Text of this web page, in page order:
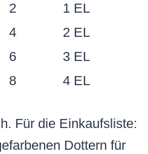
2
1 EL
4
2 EL
6
3 EL
8 4 EL
Für die Einkaufsliste:
Dottern für